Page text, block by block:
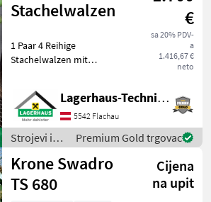
baliranje /
Krone
Stachelwalzen
€
sa 20% PDV-
a
1.416,67 €
neto
1 Paar 4 Reihige
Stachelwalzen mit
bitten telefonisch oder per
Mail Ihren Besuch
bekanntzugeben, um
ausreichend Zeit
Lagerhaus-Technik Flachau
5542 Flachau
Strojevi i
oprema za
travu i
baliranje /
Sonstige
Premium Gold trgovac
Krone Swadro
TS 680
Cijena
na upit